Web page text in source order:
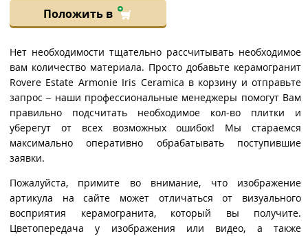
Положить в
Нет необходимости тщательно рассчитывать необходимое
вам количество материала. Просто добавьте керамогранит
Rovere Estate Armonie Iris Ceramica в корзину и отправьте
запрос – наши профессиональные менеджеры помогут Вам
правильно подсчитать необходимое кол-во плитки и
уберегут от всех возможных ошибок! Мы стараемся
максимально оперативно обрабатывать поступившие
заявки.
Пожалуйста, примите во внимание, что изображение
артикула на сайте может отличаться от визуального
восприятия керамогранита, который вы получите.
Цветопередача у изображения или видео, а также